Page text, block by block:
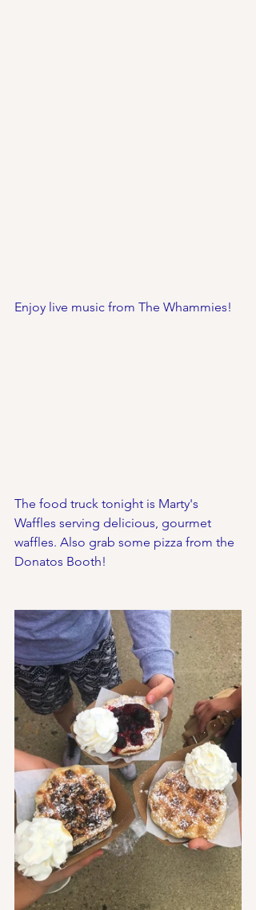
Enjoy live music from The Whammies!
The food truck tonight is Marty's
Waffles serving delicious, gourmet
waffles. Also grab some pizza from the
Donatos Booth!